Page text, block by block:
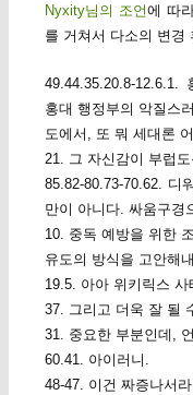
Nyxity님의 조언에 따
를 거쳐서 다소의 변경
49.44.35.20.8-12.6.1.
홍대 행정부의 악질스
도에서, 또 뭐 세대론
21. 그 자신감이 부럽
85.82-80.73-70.62. 디
만이 아니다. 싸움구경
10. 중독 예방을 위한
유도의 방식을 고안해
19.5. 아아 위키릭스
37. 그리고 더욱 잘 될
31. 중요한 부분인데,
60.41. 아이러니.
48-47. 이건 짜증나서